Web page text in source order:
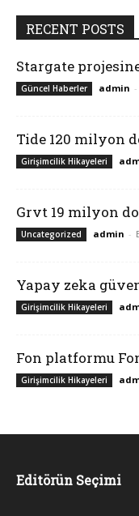
RECENT POSTS
Stargate
Güncel Haberler admin -
Tide 120 milyon
Girişimcilik Hikayeleri
Grvt 19 milyon
Uncategorized admin -
Yapay zeka
Girişimcilik Hikayeleri
Fon platformu
Girişimcilik Hikayeleri
Editörün Seçimi